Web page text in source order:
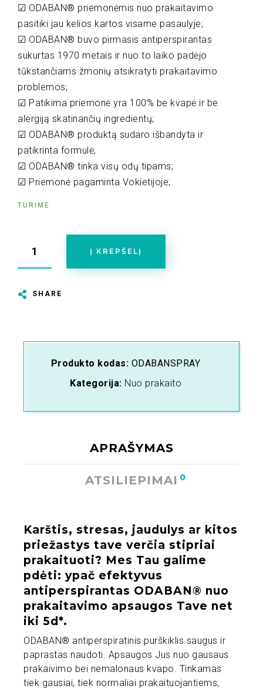
☑ ODABAN® priemonėmis nuo prakaitavimo
pasitiki jau kelios kartos visame pasaulyje;
☑ ODABAN® buvo pirmasis antiperspirantas
sukurtas 1970 metais ir nuo to laiko padėjo
tūkstančiams žmonių atsikratyti prakaitavimo
problemos;
☑ Patikima priemonė yra 100% be kvapė ir be
alergiją skatinančių ingredientų;
☑ ODABAN® produktą sudaro išbandyta ir
patikrinta formulė;
☑ ODABAN® tinka visų odų tipams;
☑ Priemonė pagaminta Vokietijoje;
TURIME
Į KREPŠELĮ
SHARE
Produkto kodas: ODABANSPRAY
Kategorija: Nuo prakaito
APRAŠYMAS
ATSILIEPIMAI 0
Karštis, stresas, jaudulys ar kitos
priežastys tave verčia stipriai
prakaituoti? Mes Tau galime
pdėti: ypač efektyvus
antiperspirantas ODABAN® nuo
prakaitavimo apsaugos Tave net
iki 5d*.
ODABAN® antiperspiratinis purškiklis saugus ir
paprastas naudoti. Apsaugos Jus nuo gausaus
prakaivimo bei nemalonaus kvapo. Tinkamas
tiek gausiai, tiek normaliai prakaituojantiems,